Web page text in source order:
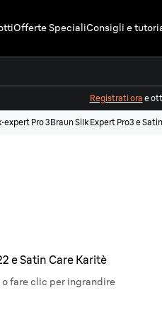
Offerte SpecialiConsigli e
Registrati ora e
Pro 3Braun Silk Expert Pro3 e
o fare clic per ingrandire